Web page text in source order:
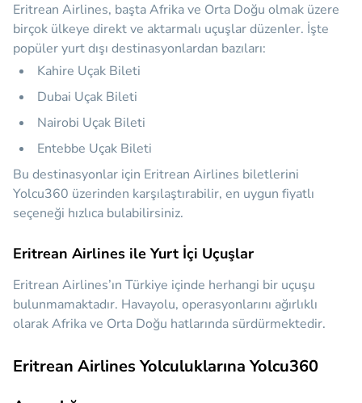
Eritrean Airlines, başta Afrika ve Orta Doğu olmak üzere
birçok ülkeye direkt ve aktarmalı uçuşlar düzenler. İşte
popüler yurt dışı destinasyonlardan bazıları:
Kahire Uçak Bileti
Dubai Uçak Bileti
Nairobi Uçak Bileti
Entebbe Uçak Bileti
Bu destinasyonlar için Eritrean Airlines biletlerini
Yolcu360 üzerinden karşılaştırabilir, en uygun fiyatlı
seçeneği hızlıca bulabilirsiniz.
Eritrean Airlines ile Yurt İçi Uçuşlar
Eritrean Airlines’ın Türkiye içinde herhangi bir uçuşu
bulunmamaktadır. Havayolu, operasyonlarını ağırlıklı
olarak Afrika ve Orta Doğu hatlarında sürdürmektedir.
Eritrean Airlines Yolculuklarına Yolcu360